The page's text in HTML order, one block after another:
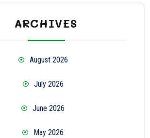
ARCHIVES
August 2026
July 2026
June 2026
May 2026